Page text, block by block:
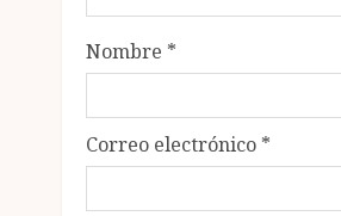
Nombre *
Correo electrónico *